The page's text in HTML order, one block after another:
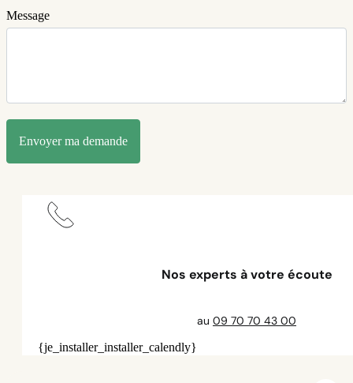
Message
Envoyer ma demande
Nos experts à votre écoute
au 09 70 70 43 00
{je_installer_installer_calendly}